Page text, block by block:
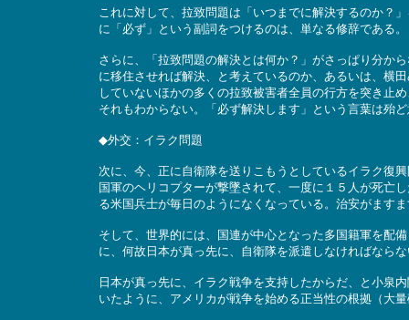
これに対して、拉致問題は「いつまでに解決するのか？
に「必ず」という副詞をつけるのは、単なる修辞である。
さらに、「拉致問題の解決とは何か？」がさっぱり分か
に移住させれば解決、と考えているのか、あるいは、横
していないほかの多くの拉致被害者全員の行方を突き止
それもわからない。「必ず解決します」という言葉は殆
◆外交：イラク問題
次に、今、正に自衛隊を送りこもうとしているイラク復
国軍のヘリコプターが撃墜されて、一度に１５人が死亡
る米国兵士が毎日のようになくなっている。治安がます
そして、世界的には、国連が中心となった多国籍軍を配
に、何故日本が真っ先に、自衛隊を派遣しなければなら
日本が真っ先に、イラク戦争を支持したからだ、と小泉
いたように、アメリカが戦争を始める正当性の根拠（大